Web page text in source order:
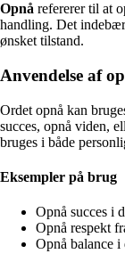
Opnå refererer til at
handling. Det
ønsket tilstand.
Anvendelse af
Ordet opnå kan
succes, opnå viden,
bruges i både
Eksempler på brug
Opnå succes i
Opnå respekt
Opnå balance i